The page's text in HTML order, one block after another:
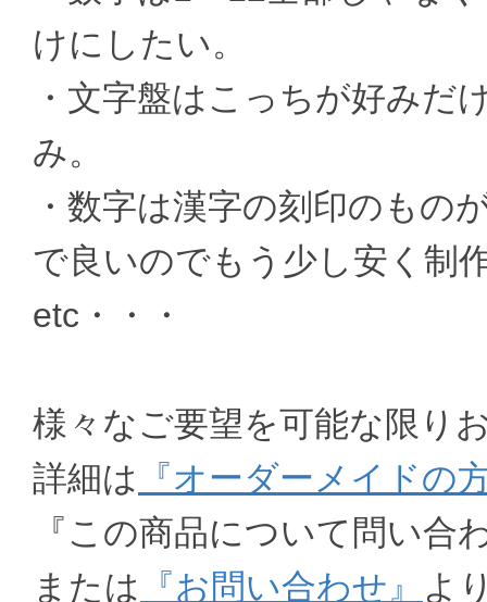
けにしたい。
・文字盤はこっちが好みだ
み。
・数字は漢字の刻印のもの
で良いのでもう少し安く制
etc・・・
様々なご要望を可能な限り
詳細は 『オーダーメイドの
『この商品について問い合
または 『お問い合わせ』
よ